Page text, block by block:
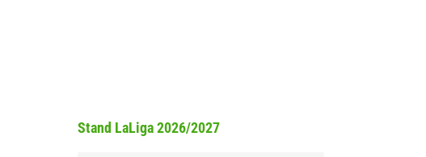
Stand LaLiga 2026/2027